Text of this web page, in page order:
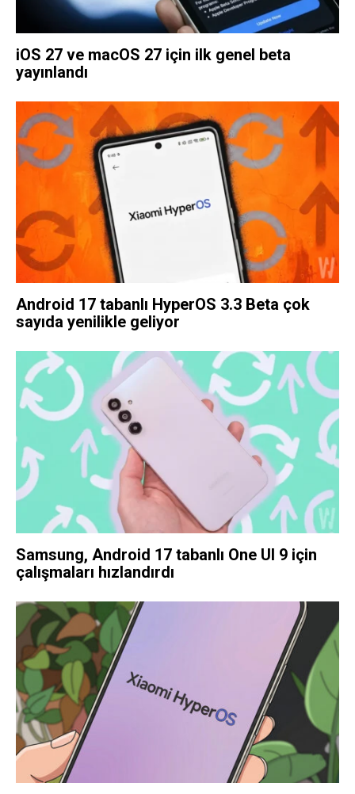
iOS 27 ve macOS 27 için ilk genel beta
yayınlandı
Android 17 tabanlı HyperOS 3.3 Beta çok
sayıda yenilikle geliyor
Samsung, Android 17 tabanlı One UI 9 için
çalışmaları hızlandırdı